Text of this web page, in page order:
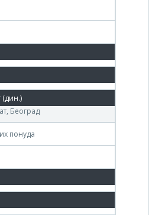
Центар за стечај,
Београд
понуда